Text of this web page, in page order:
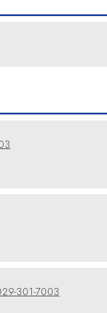
301-7003